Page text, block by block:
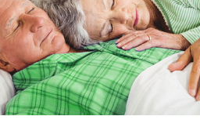
ich życia. Według danych
w czasopiśmie
używanie medycznej
przez osoby w wieku
60 lat jest pozytywnie związane ze
zgłaszaną przez samych pacjentów